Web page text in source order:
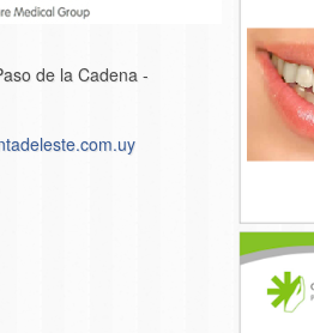
de la Cadena -